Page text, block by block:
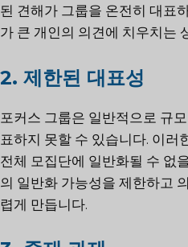
된 견해가 그룹을 온전히 대표
가 큰 개인의 의견에 치우치는
2. 제한된 대표성
포커스 그룹은 일반적으로 규
표하지 못할 수 있습니다. 이러
전체 모집단에 일반화될 수 없
의 일반화 가능성을 제한하고
렵게 만듭니다.